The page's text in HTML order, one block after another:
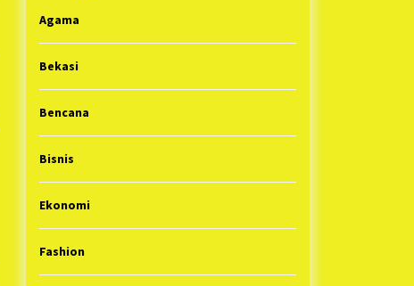
Agama
Bekasi
Bencana
Bisnis
Ekonomi
Fashion